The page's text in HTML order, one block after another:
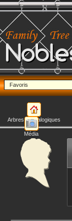
Favoris
Arbres généalogiques
Média